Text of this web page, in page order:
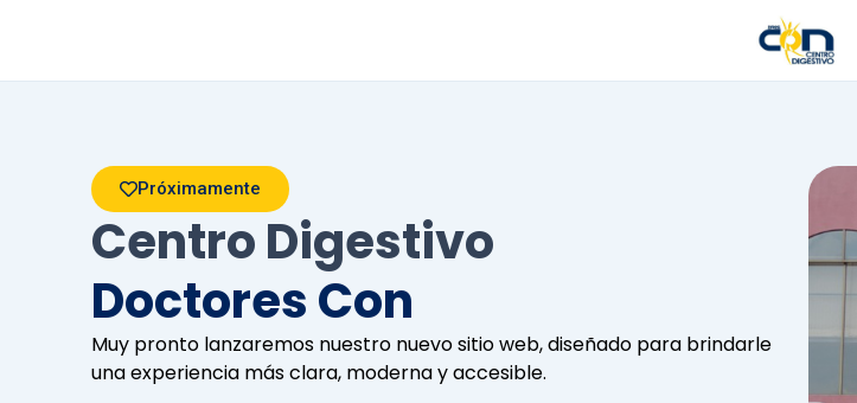
Próximamente
Centro Digestivo
Doctores Con
Muy pronto lanzaremos nuestro nuevo sitio web, diseñado para brindarle
una experiencia más clara, moderna y accesible.